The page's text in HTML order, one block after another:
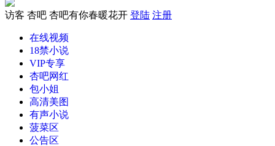
访客 杏吧 杏吧有你春暖花开 登陆 注册
在线视频
18禁小说
VIP专享
杏吧网红
包小姐
高清美图
有声小说
菠菜区
公告区